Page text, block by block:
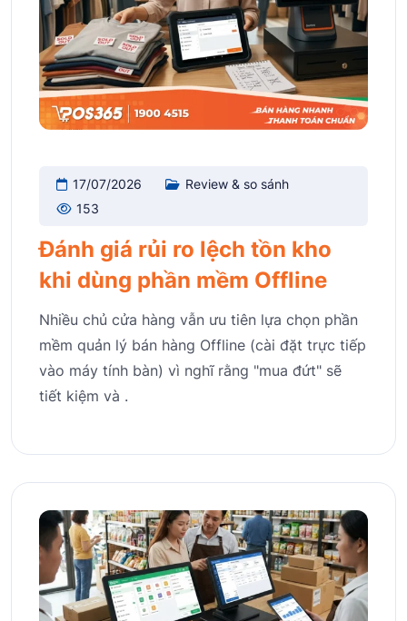
17/07/2026
Review & so sánh
153
Đánh giá rủi ro lệch tồn kho
khi dùng phần mềm Offline
Nhiều chủ cửa hàng vẫn ưu tiên lựa chọn phần
mềm quản lý bán hàng Offline (cài đặt trực tiếp
vào máy tính bàn) vì nghĩ rằng "mua đứt" sẽ
tiết kiệm và .